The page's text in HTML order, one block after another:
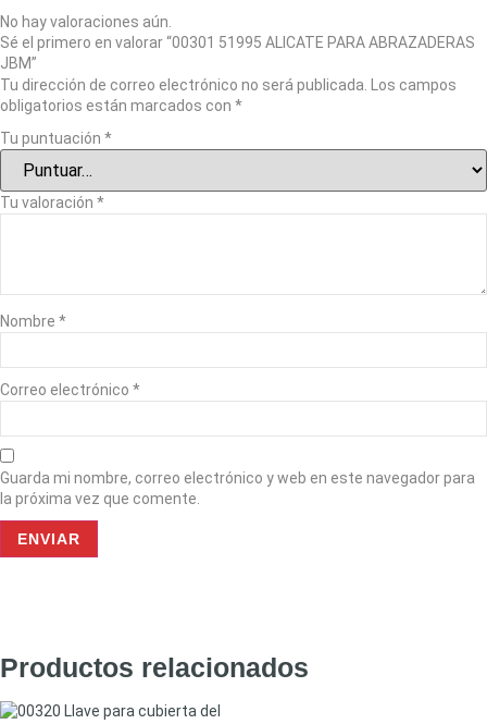
No hay valoraciones aún.
Sé el primero en valorar “00301 51995 ALICATE PARA ABRAZADERAS
JBM”
Tu dirección de correo electrónico no será publicada.
Los campos
obligatorios están marcados con *
Tu puntuación *
Tu valoración *
Nombre *
Correo electrónico *
Guarda mi nombre, correo electrónico y web en este navegador para
la próxima vez que comente.
Productos relacionados